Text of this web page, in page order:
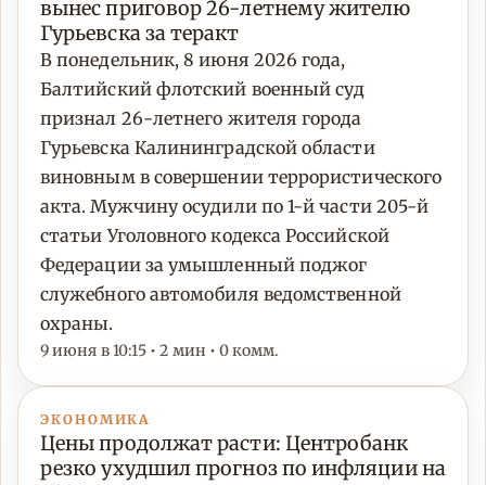
вынес приговор 26-летнему жителю
Гурьевска за теракт
В понедельник, 8 июня 2026 года,
Балтийский флотский военный суд
признал 26-летнего жителя города
Гурьевска Калининградской области
виновным в совершении террористического
акта. Мужчину осудили по 1-й части 205-й
статьи Уголовного кодекса Российской
Федерации за умышленный поджог
служебного автомобиля ведомственной
охраны.
9 июня в 10:15 • 2 мин • 0 комм.
ЭКОНОМИКА
Цены продолжат расти: Центробанк
резко ухудшил прогноз по инфляции на